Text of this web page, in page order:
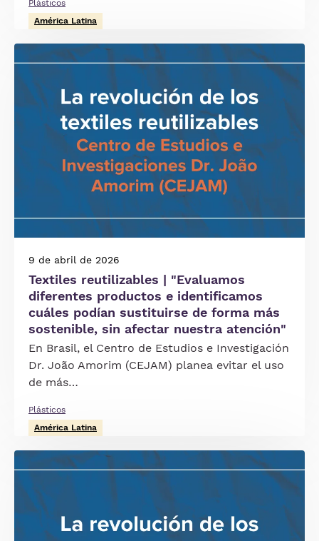
Plásticos
América Latina
9 de abril de 2026
Textiles reutilizables | "Evaluamos
diferentes productos e identificamos
cuáles podían sustituirse de forma más
sostenible, sin afectar nuestra atención"
En Brasil, el Centro de Estudios e Investigación
Dr. João Amorim (CEJAM) planea evitar el uso
de más…
Plásticos
América Latina
Imagen
Imagen